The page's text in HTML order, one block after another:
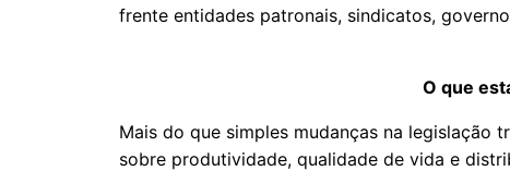
frente entidades patronais, sindicatos,
O que
Mais do que simples mudanças na legislação
sobre produtividade, qualidade de vida e